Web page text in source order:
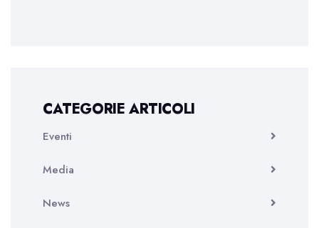
CATEGORIE ARTICOLI
Eventi
Media
News